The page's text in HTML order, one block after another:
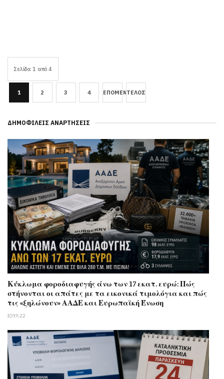
Σελίδα 1 από 4
1 2 3 4 ΕΠΌΜΕΝΟΤΈΛΟΣ
ΔΗΜΟΦΙΛΕΊΣ ΑΝΑΡΤΉΣΕΙΣ
Κύκλωμα φοροδιαφυγής άνω των 17 εκατ. ευρώ: Πώς
στήνονται οι απάτες με τα εικονικά τιμολόγια και πώς
τις «ξηλώνουν» ΑΑΔΕ και Ευρωπαϊκή Ένωση
ΙΟΥΛ 22